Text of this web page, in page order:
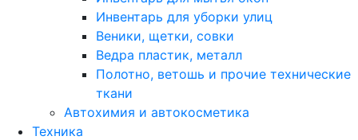
Инвентарь для уборки улиц
Веники, щетки, совки
Ведра пластик, металл
Полотно, ветошь и прочие технические
ткани
Автохимия и автокосметика
Техника